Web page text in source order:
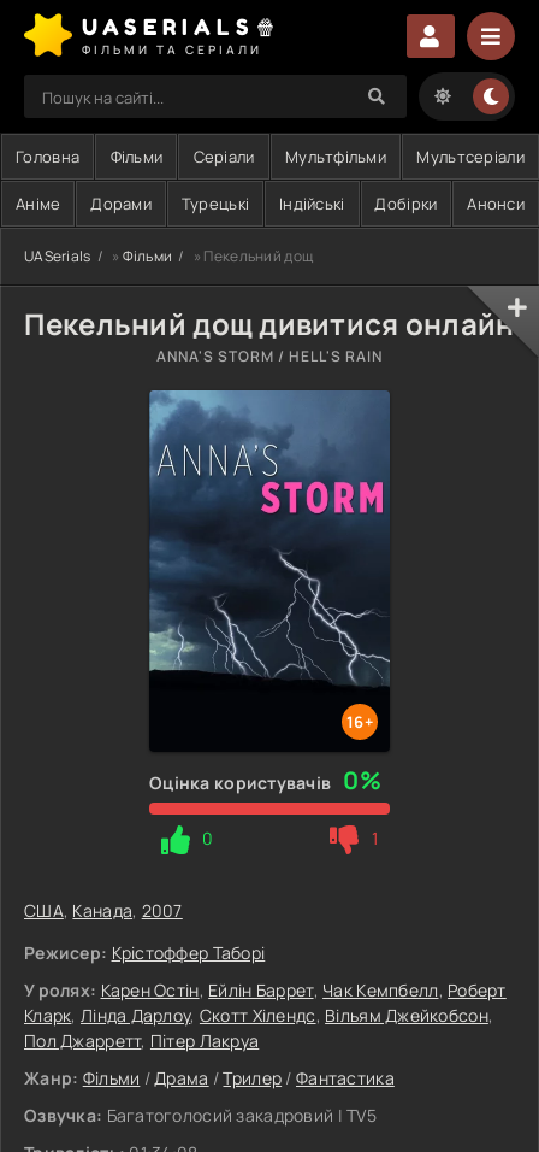
UASERIALS🍿
ФІЛЬМИ ТА СЕРІАЛИ
Головна Фільми Серіали Мультфільми Мультсеріали
Аніме Дорами Турецькі Індійські Добірки Анонси
UASerials » Фільми » Пекельний дощ
Пекельний дощ дивитися онлайн
ANNA'S STORM / HELL'S RAIN
16+
Оцінка користувачів 0%
0 1
США, Канада, 2007
Режисер: Крістоффер Таборі
У ролях: Карен Остін, Ейлін Баррет, Чак Кемпбелл, Роберт
Кларк, Лінда Дарлоу, Скотт Хілендс, Вільям Джейкобсон,
Пол Джарретт, Пітер Лакруа
Жанр: Фільми /Драма /Трилер / Фантастика
Озвучка: Багатоголосий закадровий | TV5